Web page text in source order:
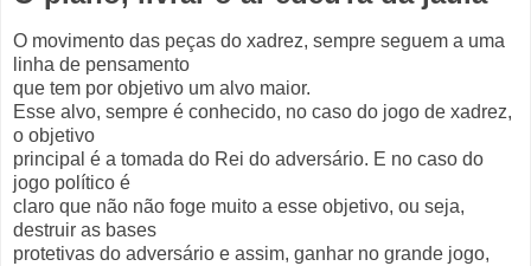
O movimento das peças do xadrez, sempre seguem a uma
linha de pensamento
que tem por objetivo um alvo maior.
Esse alvo, sempre é conhecido, no caso do jogo de xadrez,
o objetivo
principal é a tomada do Rei do adversário. E no caso do
jogo político é
claro que não não foge muito a esse objetivo, ou seja,
destruir as bases
protetivas do adversário e assim, ganhar no grande jogo,